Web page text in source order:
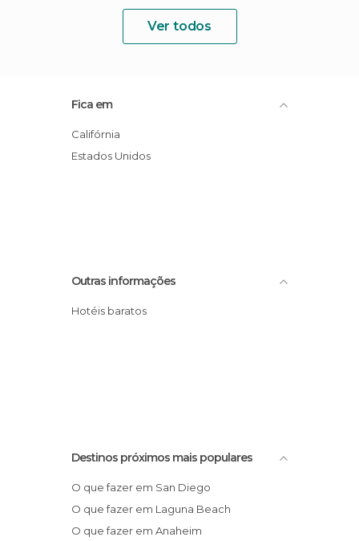
Ver todos
Fica em
Califórnia
Estados Unidos
Outras informações
Hotéis baratos
Destinos próximos mais populares
O que fazer em San Diego
O que fazer em Laguna Beach
O que fazer em Anaheim